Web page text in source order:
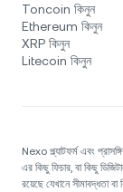
Toncoin কিনুন
Ethereum কিনুন
XRP কিনুন
Litecoin কিনুন
Nexo প্ল্যাটফর্ম এবং
এর কিছু ফিচার, বা কিছু
রয়েছে যেখানে সীমাবদ্ধতা